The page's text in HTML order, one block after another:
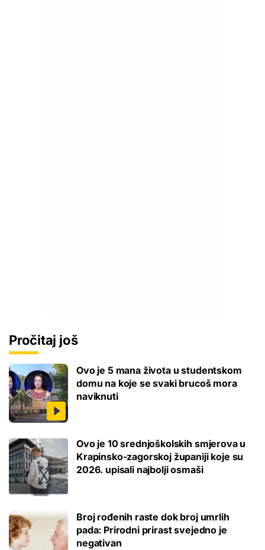
Pročitaj još
Ovo je 5 mana života u studentskom
domu na koje se svaki brucoš mora
naviknuti
Ovo je 10 srednjoškolskih smjerova u
Krapinsko-zagorskoj županiji koje su
2026. upisali najbolji osmaši
Broj rođenih raste dok broj umrlih
pada: Prirodni prirast svejedno je
negativan